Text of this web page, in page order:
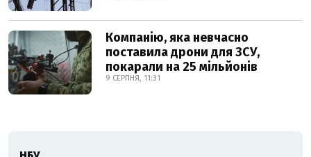
Компанію, яка невчасно
поставила дрони для ЗСУ,
покарали на 25 мільйонів
9 СЕРПНЯ, 11:31